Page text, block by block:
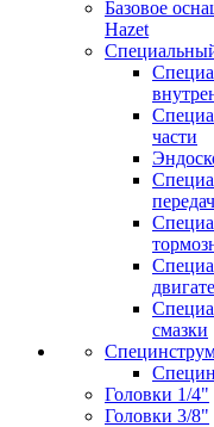
Базовое
Hazet
части
передач
смазки
Головки 1/4"
Головки 3/8"